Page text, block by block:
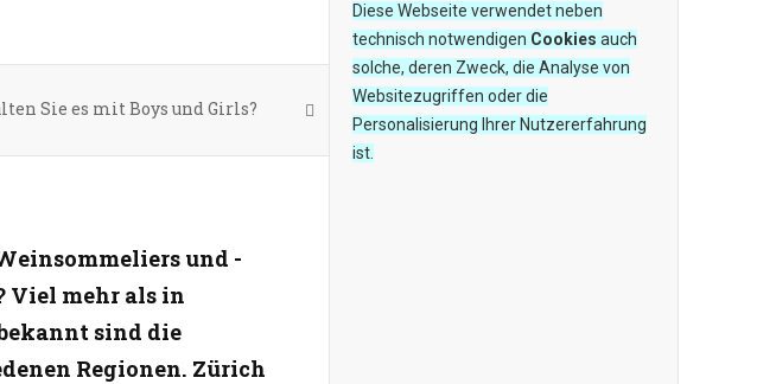
Sie es mit Boys und Girls?
und -
Viel mehr als in
sind die
Regionen. Zürich
Diese Webseite verwendet neben
technisch notwendigen Cookies auch
solche, deren Zweck, die Analyse von
Websitezugriffen oder die
Personalisierung Ihrer Nutzererfahrung
ist.